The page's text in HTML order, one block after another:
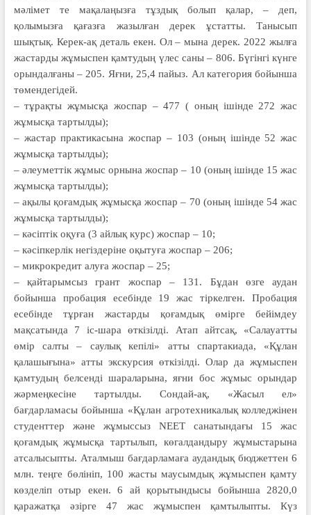
мәлімет те мақалаңызға тұздық болып қалар, – деп,
қолымызға қағазға жазылған дерек ұстатты. Танысып
шықтық. Керек-ақ деталь екен. Ол – мына дерек. 2022 жылға
жастарды жұмыспен қамтудың үлес саны – 806. Бүгінгі күнге
орындалғаны – 205. Яғни, 25,4 пайыз. Ал категория бойынша
төмендегідей.
– тұрақты жұмысқа жоспар – 477 ( оның ішінде 272 жас
жұмысқа тартылды);
– жастар практикасына жоспар – 103 (оның ішінде 52 жас
жұмысқа тартылды);
– әлеуметтік жұмыс орнына жоспар – 10 (оның ішінде 15 жас
жұмысқа тартылды);
– ақылы қоғамдық жұмысқа жоспар – 70 (оның ішінде 54 жас
жұмысқа тартылды);
– кәсіптік оқуға (3 айлық курс) жоспар – 10;
– кәсіпкерлік негіздеріне оқытуға жоспар – 206;
– микрокредит алуға жоспар – 25;
– қайтарымсыз грант жоспар – 131. Бұдан өзге аудан
бойынша пробация есебінде 19 жас тіркелген. Пробация
есебінде тұрған жастарды қоғамдық өмірге бейімдеу
мақсатында 7 іс-шара өткізілді. Атап айтсақ, «Салауатты
өмір салты – саулық кепілі» атты спартакиада, «Құлан
қалашығына» атты экскурсия өткізілді. Олар да жұмыспен
қамтудың белсенді шараларына, яғни бос жұмыс орындар
жәрмеңкесіне тартылды. Сондай-ақ, «Жасыл ел»
бағдарламасы бойынша «Құлан агротехникалық колледжінен
студенттер және жұмыссыз NEET санатындағы 15 жас
қоғамдық жұмысқа тартылып, көгалдандыру жұмыстарына
атсалысыпты. Аталмыш бағдарламаға аудандық бюджеттен 6
млн. теңге бөлініп, 100 жасты маусымдық жұмыспен қамту
көзделіп отыр екен. 6 ай қорытындысы бойынша 2820,0
қаражатқа әзірге 47 жас жұмыспен қамтылыпты. Күз